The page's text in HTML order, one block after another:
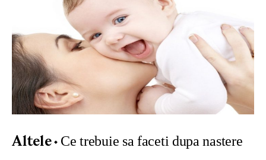
Altele Ce trebuie sa faceti dupa nastere